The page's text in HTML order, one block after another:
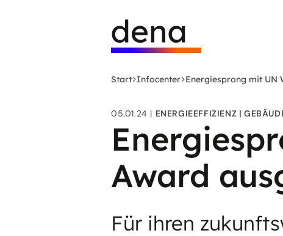
Deutsche
Energie-
Agentur
-
Startseite
Start Infocenter Energiesprong mit UN
05.01.24 ENERGIEEFFIZIENZ
Award
Für ihren